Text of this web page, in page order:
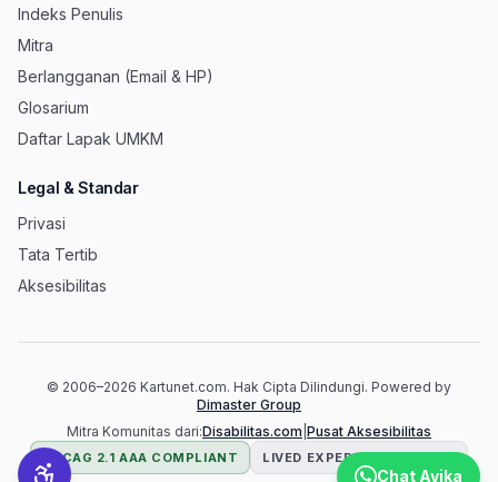
Indeks Penulis
Mitra
Berlangganan (Email & HP)
Glosarium
Daftar Lapak UMKM
Legal & Standar
Privasi
Tata Tertib
Aksesibilitas
© 2006–2026 Kartunet.com. Hak Cipta Dilindungi. Powered by
Dimaster Group
Mitra Komunitas dari:Disabilitas.com Pusat Aksesibilitas
WCAG 2.1 AAA COMPLIANT LIVED EXPERIENCE TESTED
Chat Avika